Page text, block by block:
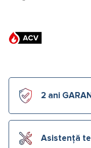
2 ani
Asistență